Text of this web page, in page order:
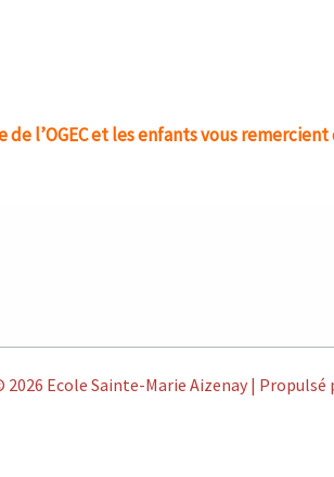
de l’OGEC et les enfants vous
Ecole Sainte-Marie Aizenay | Propulsé